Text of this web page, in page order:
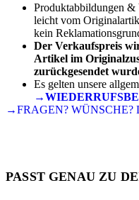
Produktabbildungen &
leicht vom
kein
Der Verkaufspreis
Artikel im
zurückgesendet
Es gelten unsere
→FRAGEN? WÜNSCHE?
PASST GENAU ZU